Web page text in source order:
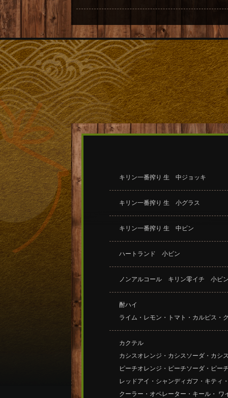
キリン一番搾り 生 中ジョッキ
キリン一番搾り 生 小グラス
キリン一番搾り 生 中ビン
ハートランド 小ビン
ノンアルコール キリン零イチ 小ビ
酎ハイ
ライム・レモン・トマト・カルピス・
カクテル
カシスオレンジ・カシスソーダ・カシ
ピーチオレンジ・ピーチソーダ・ピー
レッドアイ・シャンディガフ・キティ
クーラー・オペレーター・キール・ ワ